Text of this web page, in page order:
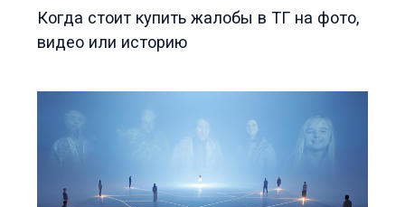
Когда стоит купить жалобы в ТГ на фото,
видео или историю